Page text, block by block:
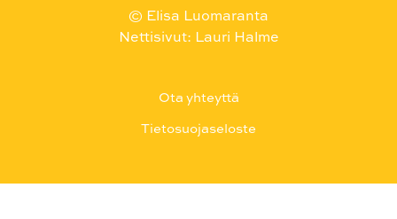
© Elisa Luomaranta
Nettisivut: Lauri Halme
Ota yhteyttä
Tietosuojaseloste